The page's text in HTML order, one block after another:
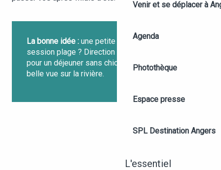
Venir et se déplacer à
Agenda
Photothèque
Espace presse
SPL Destination Angers
L'essentiel
La bonne idée : une petite faim après votre
session plage ? Direction la
pour un déjeuner sans chichi, mais avec une
belle vue sur la rivière.